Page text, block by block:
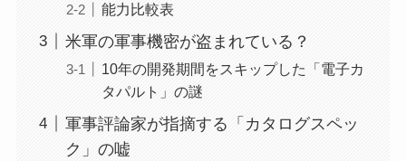
能力比較表
米軍の軍事機密が盗まれている？
10年の開発期間をスキップした「電子カ
タパルト」の謎
軍事評論家が指摘する「カタログスペッ
ク」の嘘